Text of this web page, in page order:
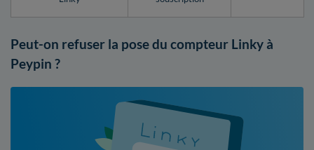
Peut-on refuser la pose du compteur Linky à
Peypin ?